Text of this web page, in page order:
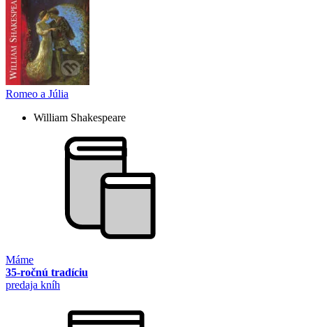
Romeo a Júlia
William Shakespeare
Máme
35-ročnú tradíciu
predaja kníh